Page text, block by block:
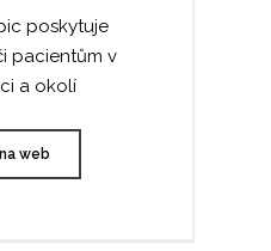
poskytuje
pacientům v
a okolí
web